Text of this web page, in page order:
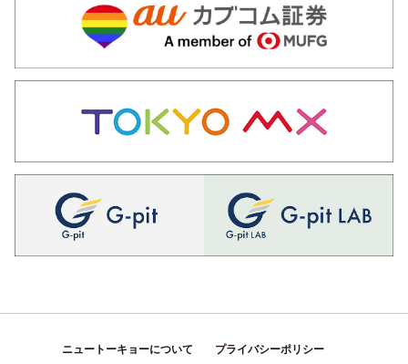
ニュートーキョーについて プライバシーポリシー